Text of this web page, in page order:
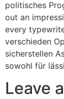
politisches
out an
every
verschieden
sicherstellen
sowohl für
Leave